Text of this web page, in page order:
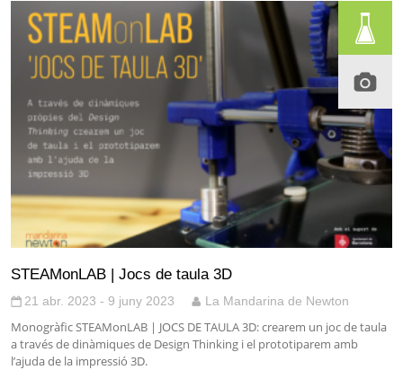
STEAMonLAB | Jocs de taula 3D
21 abr. 2023 - 9 juny 2023 La Mandarina de Newton
Monogràfic STEAMonLAB | JOCS DE TAULA 3D: crearem un joc de taula
a través de dinàmiques de Design Thinking i el prototiparem amb
l’ajuda de la impressió 3D.